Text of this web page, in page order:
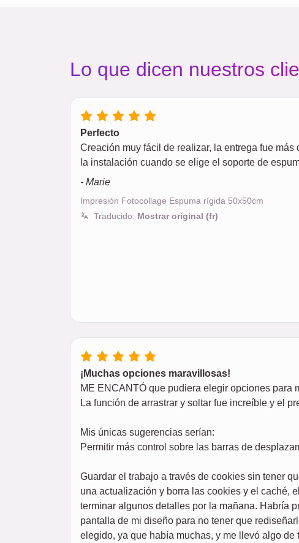
Lo que dicen nuestros
Perfecto
Creación muy fácil de realizar, la entrega fue
la instalación cuando se elige el soporte de
- Marie
Impresión Fotocollage Espuma rígida 50x50cm
Traducido: Mostrar original (fr)
¡Muchas opciones maravillosas!
ME ENCANTÓ que pudiera elegir opciones para
La función de arrastrar y soltar fue increíble y el
Mis únicas sugerencias serían:
Permitir más control sobre las barras de
Guardar el trabajo a través de cookies sin tener
una actualización y borra las cookies y el caché,
terminar algunos detalles por la mañana. Habría
pantalla de mi diseño para no tener que
elegido, ya que había muchas, y me llevó algo